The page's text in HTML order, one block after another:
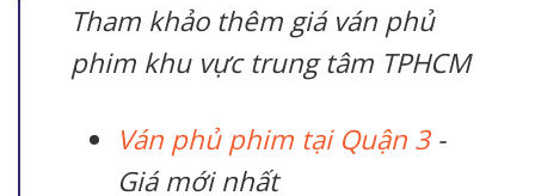
Tham khảo thêm giá ván phủ
phim khu vực trung tâm TPHCM
Ván phủ phim tại Quận 3-
Giá mới nhất